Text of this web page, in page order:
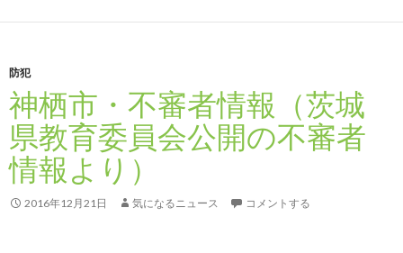
防犯
神栖市・不審者情報（茨城
県教育委員会公開の不審者
情報より）
2016年12月21日 気になるニュース コメントする